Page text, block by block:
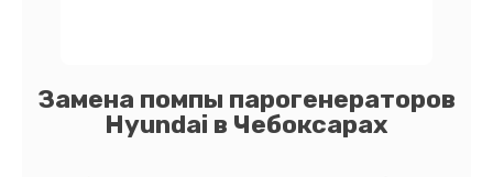
Замена помпы парогенераторов
Hyundai в Чебоксарах